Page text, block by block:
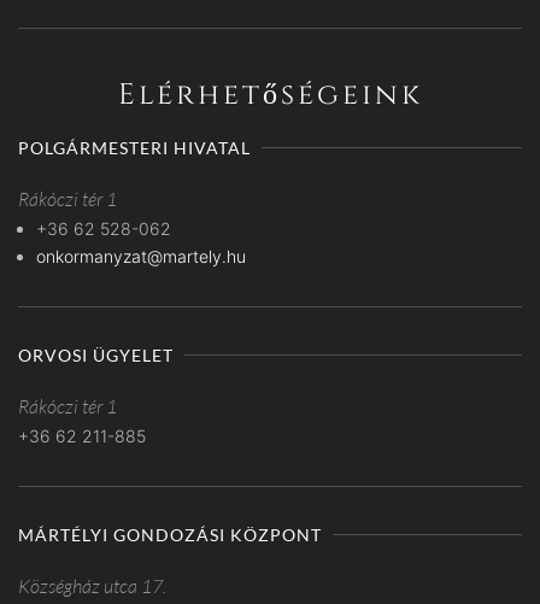
Elérhetőségeink
POLGÁRMESTERI HIVATAL
Rákóczi tér 1
+36 62 528-062
onkormanyzat@martely.hu
ORVOSI ÜGYELET
Rákóczi tér 1
+36 62 211-885
MÁRTÉLYI GONDOZÁSI KÖZPONT
Községház utca 17.